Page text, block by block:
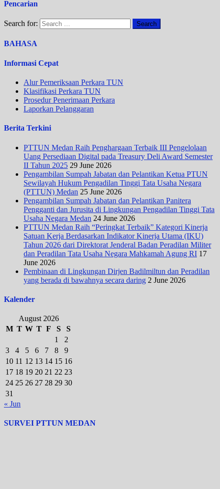
Pencarian
Search for:
BAHASA
Informasi Cepat
Alur Pemeriksaan Perkara TUN
Klasifikasi Perkara TUN
Prosedur Penerimaan Perkara
Laporkan Pelanggaran
Berita Terkini
PTTUN Medan Raih Penghargaan Terbaik III Pengelolaan
Uang Persediaan Digital pada Treasury Deli Award Semester
II Tahun 2025 29 June 2026
Pengambilan Sumpah Jabatan dan Pelantikan Ketua PTUN
Sewilayah Hukum Pengadilan Tinggi Tata Usaha Negara
(PTTUN) Medan 25 June 2026
Pengambilan Sumpah Jabatan dan Pelantikan Panitera
Pengganti dan Jurusita di Lingkungan Pengadilan Tinggi Tata
Usaha Negara Medan 24 June 2026
PTTUN Medan Raih “Peringkat Terbaik” Kategori Kinerja
Satuan Kerja Berdasarkan Indikator Kinerja Utama (IKU)
Tahun 2026 dari Direktorat Jenderal Badan Peradilan Militer
dan Peradilan Tata Usaha Negara Mahkamah Agung RI 17
June 2026
Pembinaan di Lingkungan Dirjen Badilmiltun dan Peradilan
yang berada di bawahnya secara daring 2 June 2026
Kalender
August 2026
M T W T F S
S
1
2
3
4 5 6 7 8
9
10 11 12 13 14 15 16
17 18 19 20 21 22 23
24 25 26 27 28 29 30
31
« Jun
SURVEI PTTUN MEDAN